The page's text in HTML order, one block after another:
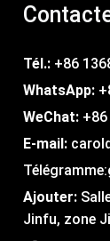
Tél.: +86
WhatsApp:
WeChat:
E-mail:
Télégramme:
Ajouter:
Jinfu, zone